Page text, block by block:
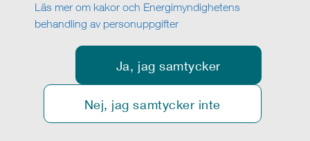
Läs mer om kakor och Energimyndighetens
behandling av personuppgifter
Ja, jag samtycker
Nej, jag samtycker inte